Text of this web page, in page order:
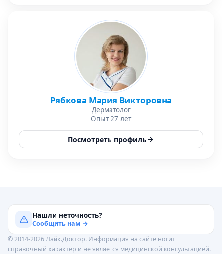
Рябкова Мария Викторовна
Дерматолог
Опыт 27 лет
Посмотреть профиль
Нашли неточность?
Сообщить нам →
© 2014-2026 Лайк.Доктор. Информация на сайте носит
справочный характер и не является медицинской консультацией.